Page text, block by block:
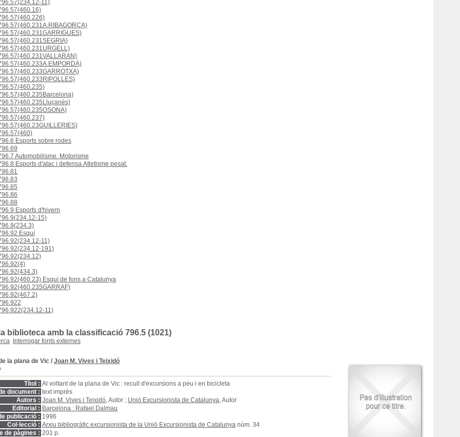
11)
Esports sobre rodes
Automobilisme. Motorisme
Esports d'atac i defensa.Atletisme pesat.
Esports d'hivern
15)
Esquí
11)
191)
Esquí de fons a Catalunya
11)
biblioteca amb la classificació 796.5 (1021)
Interrogar fonts externes
la plana de Vic / Joan M. Vives i Teixidó
Títol : Al voltant de la plana de Vic : recull d'excursions a peu i en bicicleta
document : text imprès
Autors : Joan M. Vives i Teixidó, Autor ; Unió Excursionista de Catalunya, Autor
Editorial : Barcelona : Rafael Dalmau
publicació : 1996
Col·lecció : Arxiu bibliogràfic excursionista de la Unió Excursionista de Catalunya núm. 34
de pàgines : 201 p.